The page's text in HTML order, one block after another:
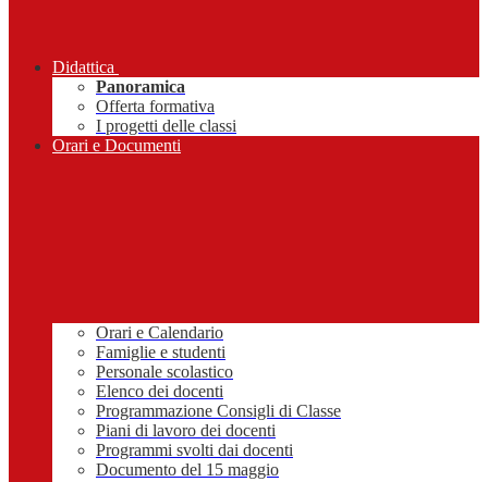
Didattica
Panoramica
Offerta formativa
I progetti delle classi
Orari e Documenti
Orari e Calendario
Famiglie e studenti
Personale scolastico
Elenco dei docenti
Programmazione Consigli di Classe
Piani di lavoro dei docenti
Programmi svolti dai docenti
Documento del 15 maggio